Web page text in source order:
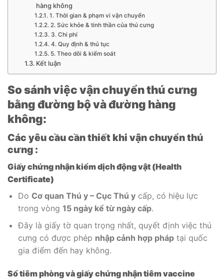
hàng không
1. Thời gian & phạm vi vận chuyển
2. Sức khỏe & tinh thần của thú cưng
3. Chi phí
4. Quy định & thủ tục
5. Theo dõi & kiểm soát
Kết luận
So sánh việc vận chuyển thú cưng
bằng đường bộ và đường hàng
không:
Các yêu cầu cần thiết khi vận chuyển thú
cưng :
Giấy chứng nhận kiểm dịch động vật (Health
Certificate)
Do Cơ quan Thú y – Cục Thú ycấp, có hiệu lực
trong vòng 15 ngày kể từ ngày cấp.
Đây là giấy tờ quan trọng nhất, quyết định việc thú
cưng có được phép nhập cảnh hợp pháptại quốc
gia điểm đến hay không.
Sổ tiêm phòng và giấy chứng nhận tiêm vaccine